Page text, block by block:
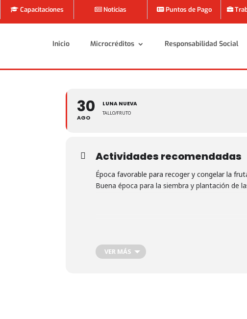
Capacitaciones Noticias Puntos de Pago
Inicio Microcréditos Responsabilidad Social
Inicio Microcréditos Responsabilidad Social
30
AGO
LUNA NUEVA
TALLO/FRUTO
Actividades recomendadas
Época favorable para recoger y congelar la
Buena época para la siembra y plantación de
VER MÁS